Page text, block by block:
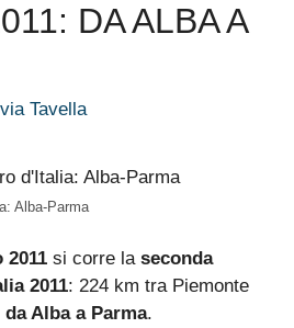
DA ALBA A
Tavella
Alba-Parma
2011 si corre la seconda
2011: 224 km tra Piemonte
da Alba a Parma.